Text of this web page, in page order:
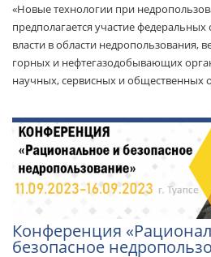
«Новые технологии при
предполагается участие
власти в области недропользования,
горных и нефтегазодобывающих
научных, сервисных и общественных
Конференция
безопасное